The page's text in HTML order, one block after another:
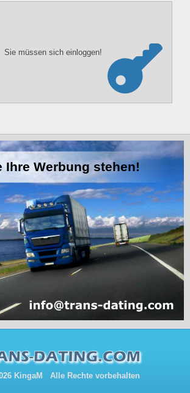
Sie müssen sich einloggen!
KingaM Alle Rechte vorbehalten